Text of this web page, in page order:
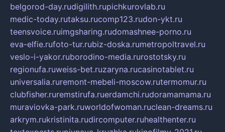
belgorod-day.rudigilith.rupichkurovlab.ru
medic-today.rutaksu.rucomp123.rudon-ykt.ru
teensvoice.ruimgsharing.rudomashnee-porno.ru
eva-elfie.rufoto-tur.rubiz-doska.rumetropoltravel.ru
veslo-i-yakor.ruborodino-media.rurostotsky.ru
regionufa.ruweiss-bet.ruzaryna.rucasinotablet.ru
universalia.ruremont-mebeli-moscow.rutermomur.ru
clubfisher.ruremstirufa.ruerdamchi.rudoramamama.ru
muraviovka-park.ruworldofwoman.ruclean-dreams.ru
arkrym.rukristinita.rudircomputer.ruhealthenter.ru